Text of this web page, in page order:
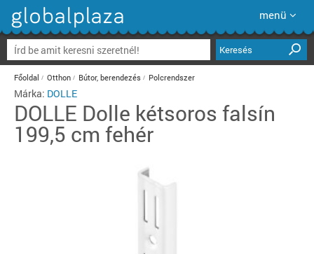
menü
Keresés
Főoldal Otthon Bútor, berendezés Polcrendszer
Márka: DOLLE
DOLLE Dolle kétsoros falsín
199,5 cm fehér